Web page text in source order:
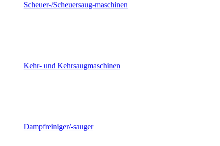
Scheuer-/Scheuersaug-maschinen
Kehr- und Kehrsaugmaschinen
Dampfreiniger/-sauger